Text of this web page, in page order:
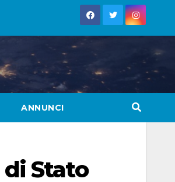
ANNUNCI
Stato